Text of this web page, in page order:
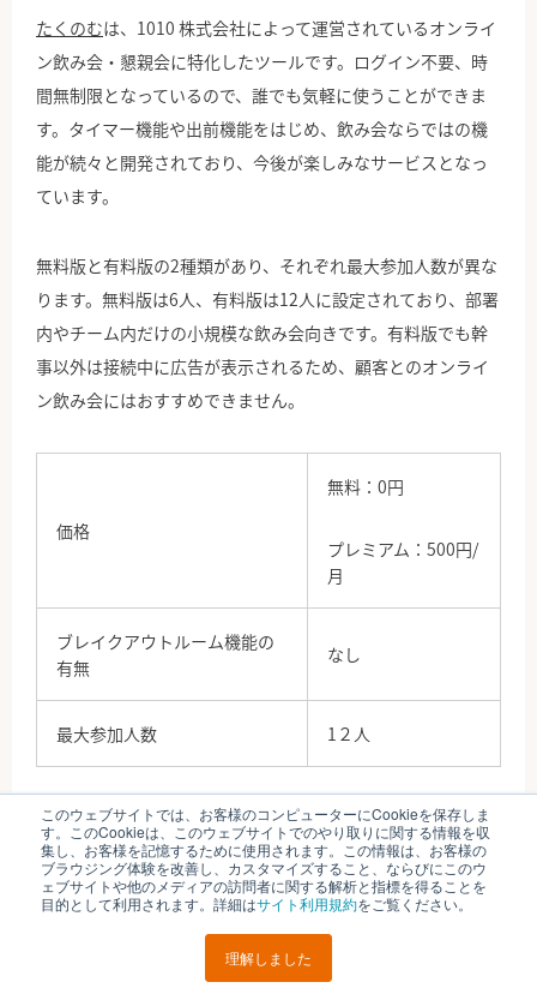
このウェブサイトでは、お客様のコンピューターにCookieを保存しま
す。このCookieは、このウェブサイトでのやり取りに関する情報を収
集し、お客様を記憶するために使用されます。この情報は、お客様の
ブラウジング体験を改善し、カスタマイズすること、ならびにこのウ
ェブサイトや他のメディアの訪問者に関する解析と指標を得ることを
目的として利用されます。詳細はサイト利用規約をご覧ください。
理解しました
たくのむは、1010 株式会社によって運営されているオンライ
ン飲み会・懇親会に特化したツールです。ログイン不要、時
間無制限となっているので、誰でも気軽に使うことができま
す。タイマー機能や出前機能をはじめ、飲み会ならではの機
能が続々と開発されており、今後が楽しみなサービスとなっ
ています。
無料版と有料版の2種類があり、それぞれ最大参加人数が異な
ります。無料版は6人、有料版は12人に設定されており、部署
内やチーム内だけの小規模な飲み会向きです。有料版でも幹
事以外は接続中に広告が表示されるため、顧客とのオンライ
ン飲み会にはおすすめできません。
価格
無料：0円
プレミアム：500円/
月
ブレイクアウトルーム機能の
有無
なし
最大参加人数 1２人
オンライン飲み会・懇親会の注意点